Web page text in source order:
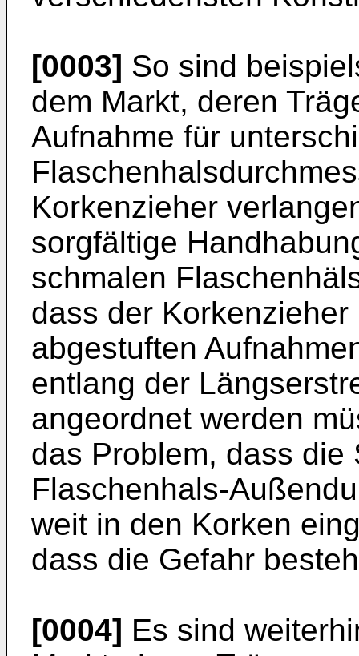
[0003] So sind
dem Markt, deren
Aufnahme für
Korkenzieher
sorgfältige
schmalen
dass der
abgestuften
entlang der
angeordnet werden
das Problem, dass
Flaschenhals-
weit in den Korken
dass die Gefahr
[0004] Es sind